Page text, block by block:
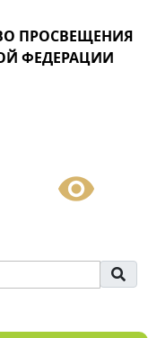
ПРОСВЕЩЕНИЯ
ФЕДЕРАЦИИ